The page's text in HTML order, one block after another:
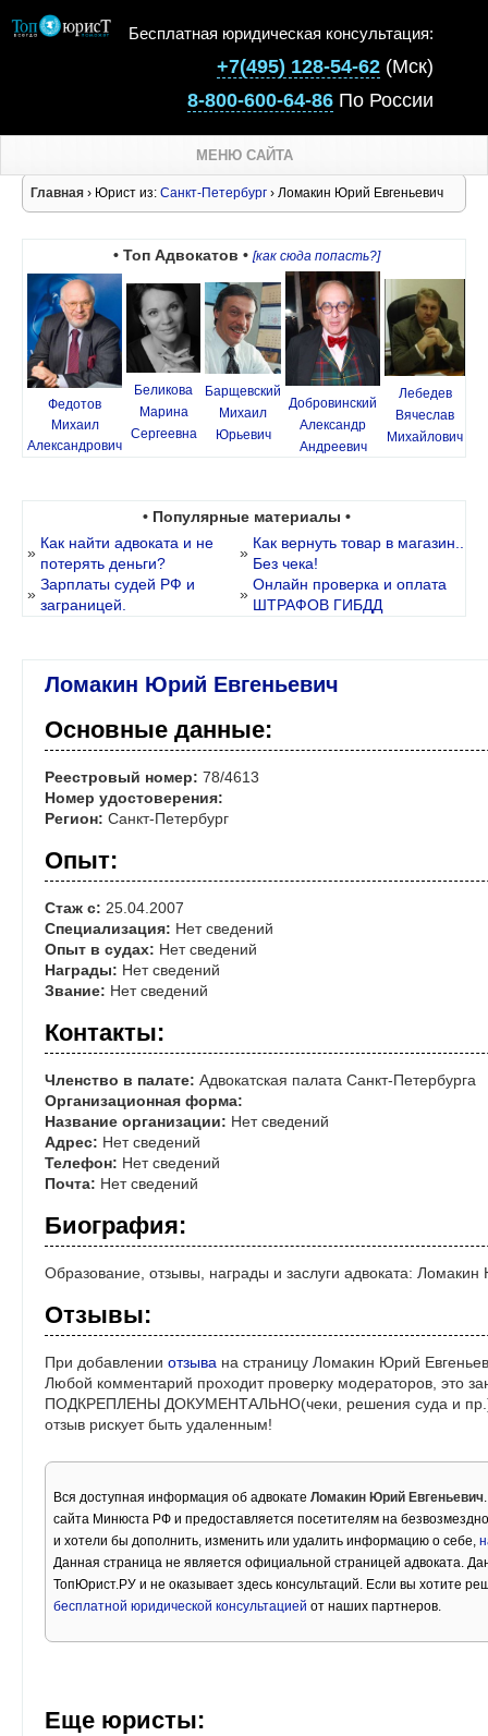
Бесплатная юридическая консультация:
+7(495) 128-54-62 (Мск)
8-800-600-64-86 По России
МЕНЮ САЙТА
Главная › Юрист из: Санкт-Петербург › Ломакин Юрий Евгеньевич
• Топ Адвокатов • [как сюда попасть?]
Федотов
Михаил
Александрович
Беликова
Марина
Сергеевна
Барщевский
Михаил
Юрьевич
Добровинский
Александр
Андреевич
Лебедев
Вячеслав
Михайлович
• Популярные материалы •
»
Как найти адвоката и не
потерять деньги?
»
Как вернуть товар в магазин..
Без чека!
»
Зарплаты судей РФ и
заграницей.
»
Онлайн проверка и оплата
ШТРАФОВ ГИБДД
Ломакин Юрий Евгеньевич
Основные данные:
Реестровый номер: 78/4613
Номер удостоверения:
Регион: Санкт-Петербург
Опыт:
Стаж с: 25.04.2007
Специализация: Нет сведений
Опыт в судах: Нет сведений
Награды: Нет сведений
Звание: Нет сведений
Контакты:
Членство в палате: Адвокатская палата Санкт-Петербурга
Организационная форма:
Название организации: Нет сведений
Адрес: Нет сведений
Телефон: Нет сведений
Почта: Нет сведений
Биография:
Образование, отзывы, награды и заслуги адвоката:
Отзывы:
При добавлении отзыва на страницу Ломакин Юрий
Любой комментарий проходит проверку модераторов, это
ПОДКРЕПЛЕНЫ ДОКУМЕНТАЛЬНО(чеки, решения суда и пр.)!
отзыв рискует быть удаленным!
Вся доступная информация об адвокате Ломакин Юрий Евгеньевич
сайта Минюста РФ и предоставляется посетителям на
и хотели бы дополнить, изменить или удалить информацию о себе,
Данная страница не является официальной страницей адвоката.
ТопЮрист.РУ и не оказывает здесь консультаций. Если вы хотите
бесплатной юридической консультацией от наших партнеров.
Еще юристы: